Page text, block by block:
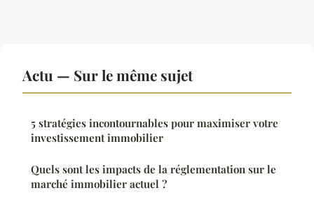
Actu — Sur le même sujet
5 stratégies incontournables pour maximiser votre
investissement immobilier
Quels sont les impacts de la réglementation sur le
marché immobilier actuel ?